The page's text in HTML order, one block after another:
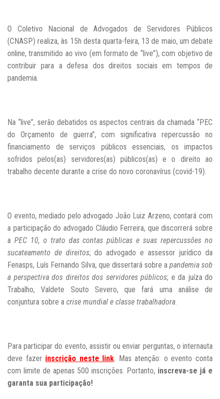
O Coletivo Nacional de Advogados de Servidores Públicos
(CNASP) realiza, às 15h desta quarta-feira, 13 de maio, um debate
online, transmitido ao vivo (em formato de “live”), com objetivo de
contribuir para a defesa dos direitos sociais em tempos de
pandemia.
Na “live”, serão debatidos os aspectos centrais da chamada “PEC
do Orçamento de guerra”, com significativa repercussão no
financiamento de serviços públicos essenciais, os impactos
sofridos pelos(as) servidores(as) públicos(as) e o direito ao
trabalho decente durante a crise do novo coronavírus (covid-19).
O evento, mediado pelo advogado João Luiz Arzeno, contará com
a participação do advogado Cláudio Ferreira, que discorrerá sobre
a PEC 10, o trato das contas públicas e suas repercussões no
sucateamento de direitos; do advogado e assessor jurídico da
Fenasps, Luís Fernando Silva, que dissertará sobre a pandemia sob
a perspectiva dos direitos dos servidores públicos; e da juíza do
Trabalho,Valdete Souto Severo, que fará uma análise de
conjuntura sobre a crise mundial e classe trabalhadora.
Para participar do evento, assistir ou enviar perguntas, o internauta
deve fazer inscrição neste link. Mas atenção: o evento conta
com limite de apenas 500 inscrições. Portanto, inscreva-se já e
garanta sua participação!